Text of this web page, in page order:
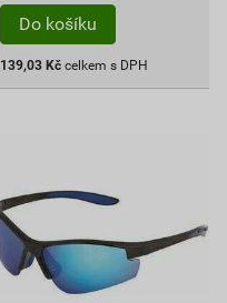
Do košíku
139,03 Kč celkem s DPH